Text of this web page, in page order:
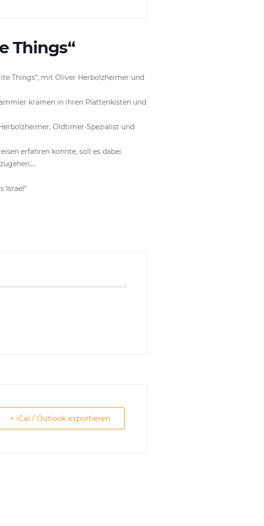
Things“
Things“, mit Oliver Herbolzheimer und
kramen in ihren Plattenkisten und
Oldtimer-Spezialist und
erfahren konnte, soll es dabei
Israel“
+ iCal / Outlook exportieren